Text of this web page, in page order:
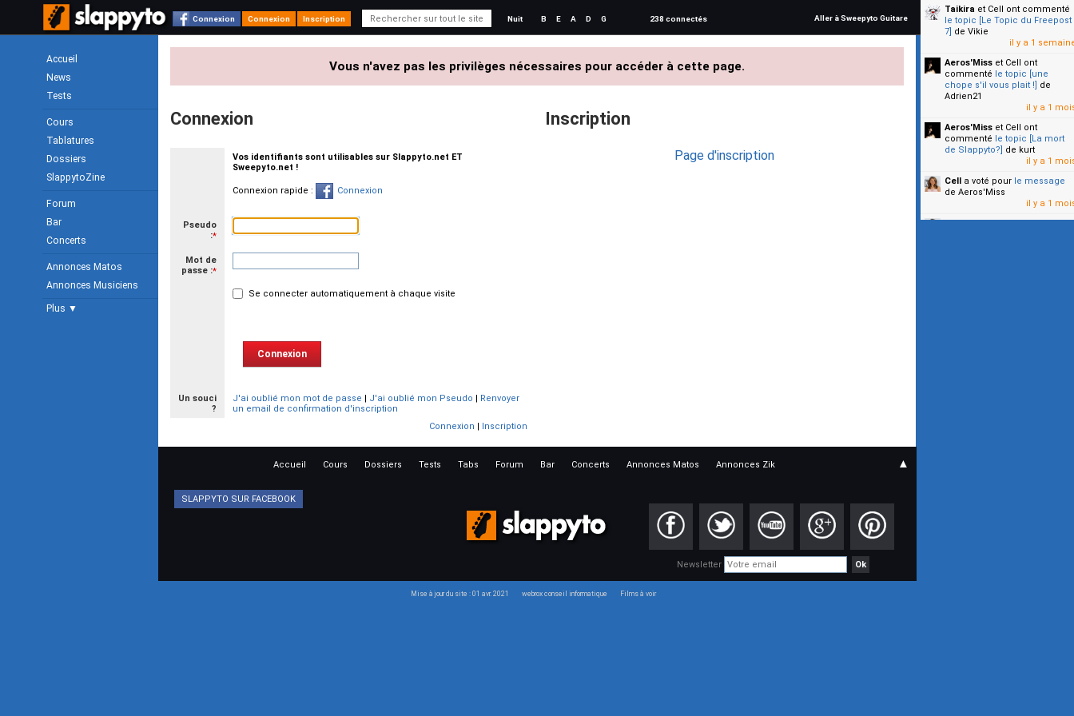
Connexion Connexion Inscription Nuit B E A D G 238 connectés Aller à Sweepyto Guitare
Accueil
News
Tests
Cours
Tablatures
Dossiers
SlappytoZine
Forum
Bar
Concerts
Annonces Matos
Annonces Musiciens
Plus ▼
Vous n'avez pas les privilèges nécessaires pour accéder à cette page.
Connexion
Vos identifiants sont utilisables sur Slappyto.net ET
Sweepyto.net !
Connexion rapide : Connexion
Pseudo
:*
Mot de
passe :*
Se connecter automatiquement à chaque visite
Un souci
?
J'ai oublié mon mot de passe | J'ai oublié mon Pseudo | Renvoyer
un email de confirmation d'inscription
Connexion | Inscription
Inscription
Page d'inscription
Taikira et Cell ont commenté
le topic [Le Topic du Freepost
7] de Vikie
il y a 1
Aeros'Miss et Cell ont
commenté le topic [une
chope s'il vous plait !] de
Adrien21
il y a 1
Aeros'Miss et Cell ont
commenté le topic [La mort
de Slappyto?] de kurt
il y a 1
Cell a voté pour le message
de Aeros'Miss
il y a 1
Cella voté pourle message
Accueil Cours Dossiers Tests Tabs Forum Bar Concerts Annonces Matos Annonces Zik ▲
SLAPPYTO SUR FACEBOOK
Newsletter
Mise à jour du site : 01 avr. 2021 webrox conseil informatique Films à voir